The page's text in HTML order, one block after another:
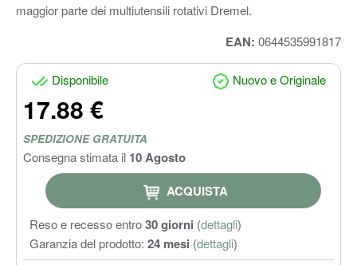
maggior parte dei multiutensili rotativi Dremel.
EAN: 0644535991817
Disponibile Nuovo e Originale
17.88 €
SPEDIZIONE GRATUITA
Consegna stimata il 10 Agosto
ACQUISTA
Reso e recesso entro30 giorni (dettagli)
Garanzia del prodotto: 24 mesi (dettagli)